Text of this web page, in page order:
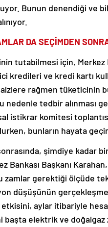
Bunun denendiği ve
DA SEÇİMDEN
tutabilmesi için, Merkez
kredileri ve kredi kartı
rağmen tüketicinin bu
nedenle tedbir alınması
istikrar komitesi
bunların hayata
şimdiye kadar
Bankası Başkanı
zamlar gerektiği ölçüde
düşüşünün
aylar itibariyle
başta elektrik ve doğalgaz